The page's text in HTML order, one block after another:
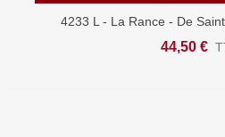
4233 L - La Rance - De
Châtelier - Carte
44,50 €